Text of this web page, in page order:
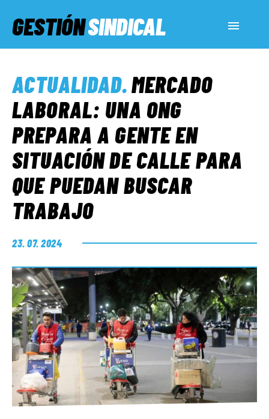
GESTIÓNSINDICAL
SERVICIOS SOCIALES
INFORMES ESPECIALES
FUERA DE MEGÁFONO
ACTUALIDAD.MERCADO
LABORAL: UNA ONG
PREPARA A GENTE EN
SITUACIÓN DE CALLE PARA
QUE PUEDAN BUSCAR
TRABAJO
23. 07. 2024